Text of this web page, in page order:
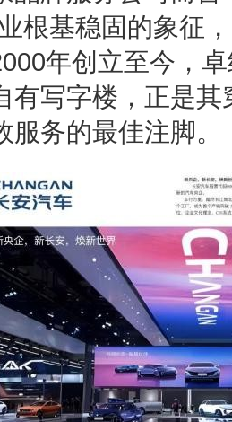
根基稳固的象征
年创立至今，
有写字楼，正是
务的最佳注脚。